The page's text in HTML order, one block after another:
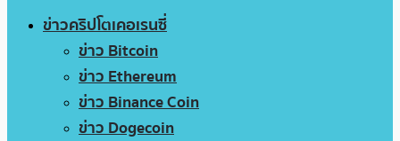
ข่าวคริปโตเคอเรนซี่
ข่าว Bitcoin
ข่าว Ethereum
ข่าว Binance Coin
ข่าว Dogecoin